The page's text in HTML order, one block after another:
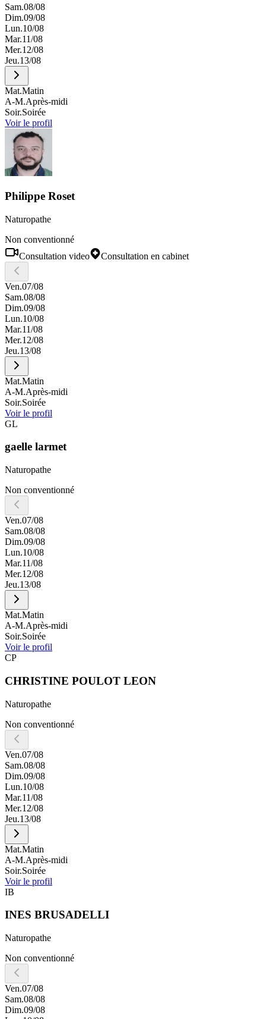
Sam.08/08
Dim.09/08
Lun.10/08
Mar.11/08
Mer.12/08
Jeu.13/08
Mat.Matin
A-M.Après-midi
Soir.Soirée
Voir le profil
Philippe Roset
Naturopathe
Non conventionné
Consultation video
Consultation en cabinet
Ven.07/08
Sam.08/08
Dim.09/08
Lun.10/08
Mar.11/08
Mer.12/08
Jeu.13/08
Mat.Matin
A-M.Après-midi
Soir.Soirée
Voir le profil
GL
gaelle larmet
Naturopathe
Non conventionné
Ven.07/08
Sam.08/08
Dim.09/08
Lun.10/08
Mar.11/08
Mer.12/08
Jeu.13/08
Mat.Matin
A-M.Après-midi
Soir.Soirée
Voir le profil
CP
CHRISTINE POULOT LEON
Naturopathe
Non conventionné
Ven.07/08
Sam.08/08
Dim.09/08
Lun.10/08
Mar.11/08
Mer.12/08
Jeu.13/08
Mat.Matin
A-M.Après-midi
Soir.Soirée
Voir le profil
IB
INES BRUSADELLI
Naturopathe
Non conventionné
Ven.07/08
Sam.08/08
Dim.09/08